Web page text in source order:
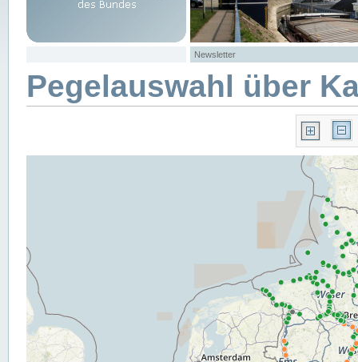
Newsletter
Pegelauswahl über